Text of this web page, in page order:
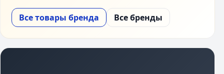
Все товары бренда Все бренды